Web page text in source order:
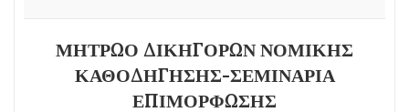
ΜΗΤΡΩΟ ΔΙΚΗΓΟΡΩΝ ΝΟΜΙΚΗΣ
ΚΑΘΟΔΗΓΗΣΗΣ-ΣΕΜΙΝΑΡΙΑ
ΕΠΙΜΟΡΦΩΣΗΣ